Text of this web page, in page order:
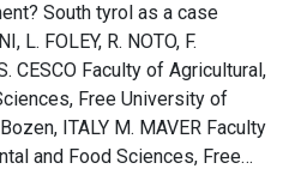
South tyrol as a case
L. FOLEY, R. NOTO, F.
CESCO Faculty of Agricultural,
Free University of
ITALY M. MAVER Faculty
and Food Sciences, Free…